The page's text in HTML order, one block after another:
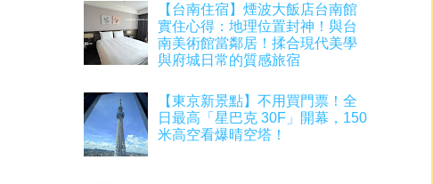
【台南住宿】煙波大飯店台南館
實住心得：地理位置封神！與台
南美術館當鄰居！揉合現代美學
與府城日常的質感旅宿
【東京新景點】不用買門票！全
日最高「星巴克 30F」開幕，150
米高空看爆晴空塔！